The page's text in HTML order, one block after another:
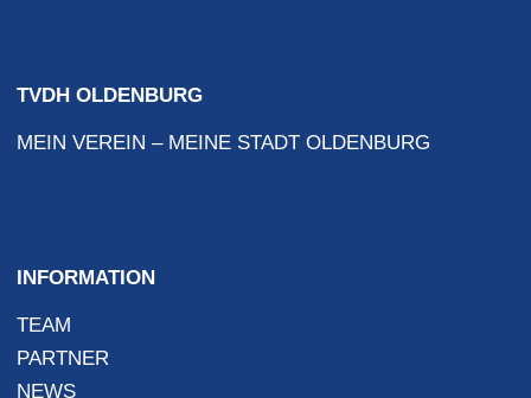
TVDH OLDENBURG
MEIN VEREIN – MEINE STADT OLDENBURG
INFORMATION
TEAM
PARTNER
NEWS